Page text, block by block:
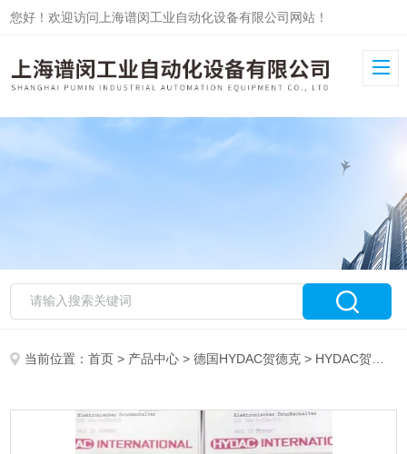
您好！欢迎访问上海谱闵工业自动化设备有限公司网站！
当前位置：首页 > 产品中心 >德国HYDAC贺德克 > HYDAC贺德克传感器